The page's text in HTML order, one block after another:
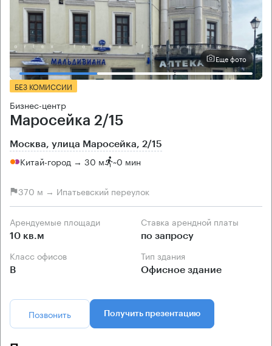
Еще фото
БЕЗ КОМИССИИ
Бизнес-центр
Маросейка 2/15
Москва, улица Маросейка, 2/15
Китай-город → 30 м ~0 мин
370 м → Ипатьевский переулок
Арендуемые площади
10 кв.м
Ставка арендной платы
по запросу
Класс офисов
B
Тип здания
Офисное здание
Позвонить Получить презентацию